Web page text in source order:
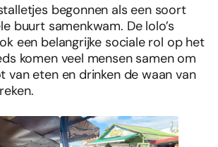
begonnen als een soort
buurt samenkwam. De lolo’s
een belangrijke sociale rol op het
komen veel mensen samen om
van eten en drinken de waan van